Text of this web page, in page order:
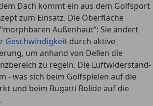
Dach kommt ein aus dem Golfsport
zum Einsatz. Die Oberfläche
Außenhaut”: Sie ändert
Geschwindigkeit durch aktive
um anhand von Dellen die
zu regeln. Die Luftwiderstand-
- was sich beim Golfspielen auf die
und beim Bugatti Bolide auf die